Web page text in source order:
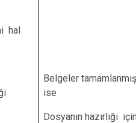
hal
Belgeler
ise
Dosyanın hazırlığı